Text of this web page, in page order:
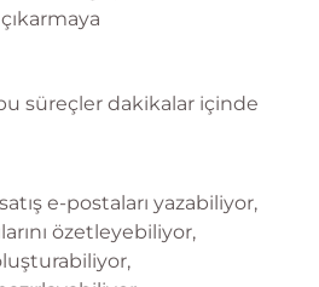
süreçler dakikalar içinde
e-postaları yazabiliyor,
özetleyebiliyor,